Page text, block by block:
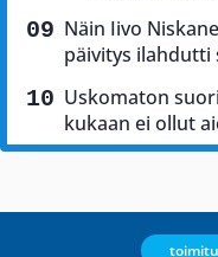
Näin Iivo
päivitys ilahdutti
Uskomaton
kukaan ei ollut